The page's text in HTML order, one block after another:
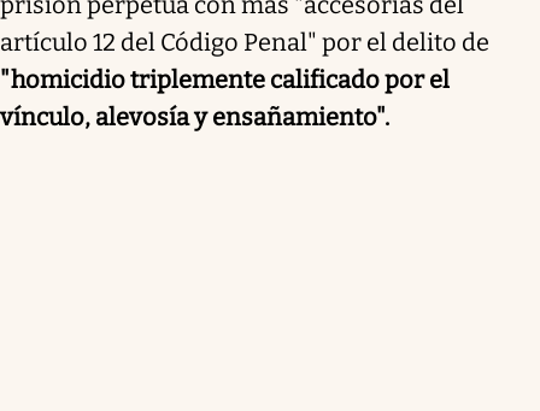
artículo 12 del Código Penal" por el delito de
"homicidio triplemente calificado por el
vínculo, alevosía y ensañamiento".